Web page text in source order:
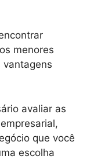
menores
vantagens
avaliar as
que você
escolha